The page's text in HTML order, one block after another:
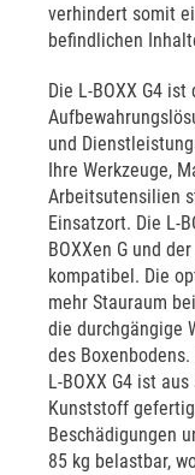
verhindert somit
befindlichen
Die L-BOXX G4
und
Ihre Werkzeuge,
Arbeitsutensilien
Einsatzort. Die L-
BOXXen G und
kompatibel. Die
mehr Stauraum
die durchgängige
des
L-BOXX G4 ist
Kunststoff
Beschädigungen
85 kg belastbar,